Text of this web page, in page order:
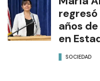
años
en
SOCIEDAD